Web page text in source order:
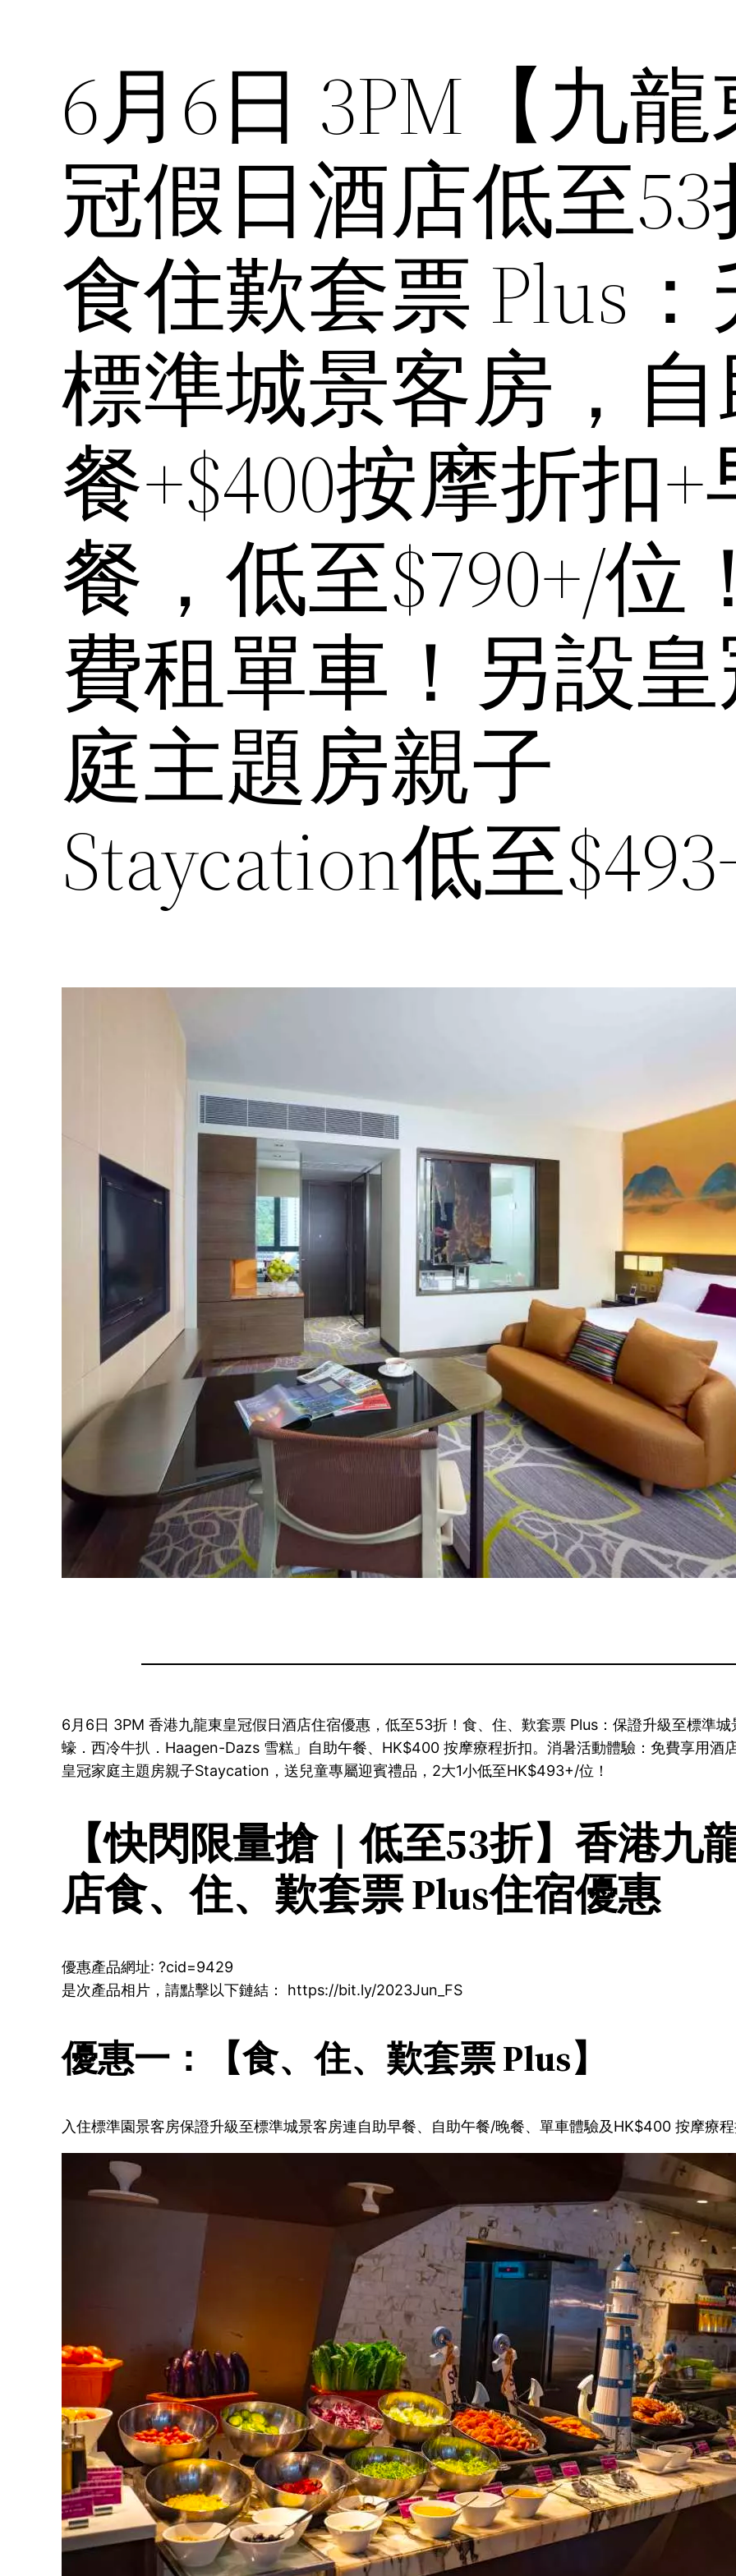
6月6日 3PM【九
冠假日酒店低至
食住歎套票 Plus
標準城景客房，
餐+$400按摩折扣+
餐，低至$790+/位
費租單車！另設
庭主題房親子
Staycation低至
6月6日 3PM 香港九龍東皇冠假日酒店住宿優惠，低至53折！食、住、歎套票 Plus：保證升級至標準
蠔．西冷牛扒．Haagen-Dazs 雪糕」自助午餐、HK$400 按摩療程折扣。消暑活動體驗：免費享用酒
皇冠家庭主題房親子Staycation，送兒童專屬迎賓禮品，2大1小低至HK$493+/位！
【快閃限量搶｜低至53折】香港九
店食、住、歎套票 Plus住宿優惠
優惠產品網址: ?cid=9429
是次產品相片，請點擊以下鏈結： https://bit.ly/2023Jun_FS
優惠一：【食、住、歎套票 Plus】
入住標準園景客房保證升級至標準城景客房連自助早餐、自助午餐/晚餐、單車體驗及HK$400 按摩療